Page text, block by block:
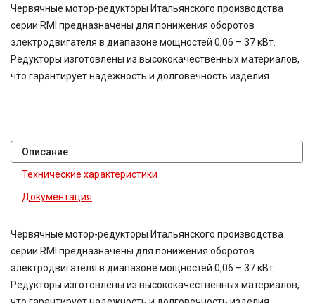
Червячные мотор-редукторы Итальянского производства
серии RMI предназначены для понижения оборотов
электродвигателя в диапазоне мощностей 0,06 – 37 кВт.
Редукторы изготовлены из высококачественных материалов,
что гарантирует надежность и долговечность изделия.
Описание
Технические характеристики
Документация
Червячные мотор-редукторы Итальянского производства
серии RMI предназначены для понижения оборотов
электродвигателя в диапазоне мощностей 0,06 – 37 кВт.
Редукторы изготовлены из высококачественных материалов,